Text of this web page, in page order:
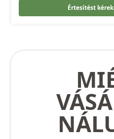
Értesítést kérek